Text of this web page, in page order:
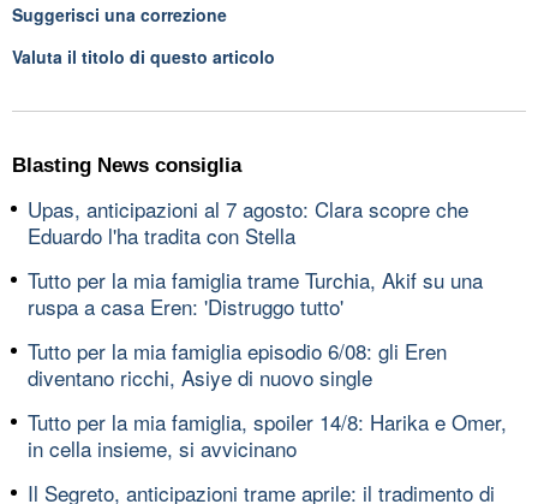
Suggerisci una correzione
Valuta il titolo di questo articolo
Blasting News consiglia
Upas, anticipazioni al 7 agosto: Clara scopre che
Eduardo l'ha tradita con Stella
Tutto per la mia famiglia trame Turchia, Akif su una
ruspa a casa Eren: 'Distruggo tutto'
Tutto per la mia famiglia episodio 6/08: gli Eren
diventano ricchi, Asiye di nuovo single
Tutto per la mia famiglia, spoiler 14/8: Harika e Omer,
in cella insieme, si avvicinano
Il Segreto, anticipazioni trame aprile: il tradimento di